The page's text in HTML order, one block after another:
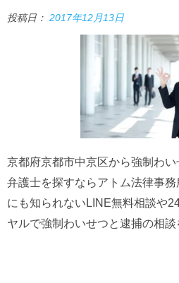
投稿日： 2017年12月13日
京都府京都市中京区から強制わ
弁護士を探すならアトム法律事
にも知られないLINE無料相談や
ヤルで強制わいせつと逮捕の相談